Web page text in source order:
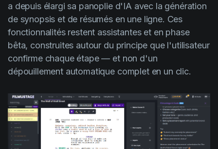
a depuis élargi sa panoplie d'IA avec la génération
de synopsis et de résumés en une ligne. Ces
fonctionnalités restent assistantes et en phase
bêta, construites autour du principe que l'utilisateur
confirme chaque étape — et non d'un
dépouillement automatique complet en un clic.